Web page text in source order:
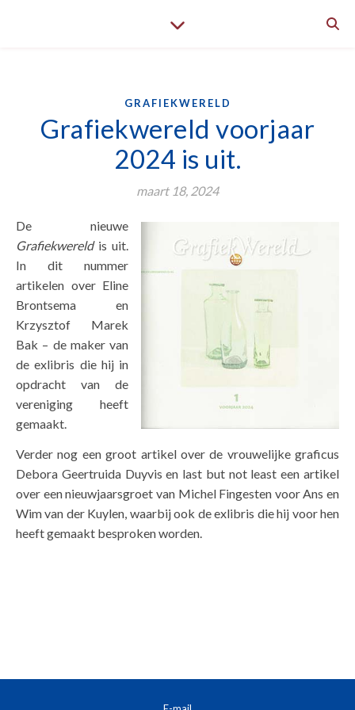
GRAFIEKWERELD
Grafiekwereld voorjaar
2024 is uit.
maart 18, 2024
De nieuwe
Grafiekwereldis uit.
In dit nummer
artikelen over Eline
Brontsema en
Krzysztof Marek
Bak – de maker van
de exlibris die hij in
opdracht van de
vereniging heeft
gemaakt.
Verder nog een groot artikel over de vrouwelijke graficus
Debora Geertruida Duyvis en last but not least een artikel
over een nieuwjaarsgroet van Michel Fingesten voor Ans en
Wim van der Kuylen, waarbij ook de exlibris die hij voor hen
heeft gemaakt besproken worden.